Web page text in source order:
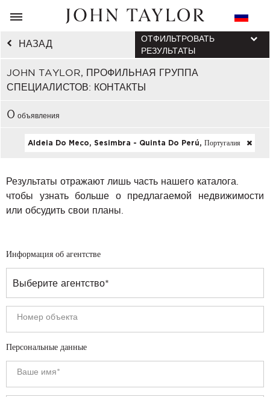
НАЗАД
JOHN TAYLOR, ПРОФИЛЬНАЯ ГРУППА
СПЕЦИАЛИСТОВ: КОНТАКТЫ
ОТФИЛЬТРОВАТЬ
РЕЗУЛЬТАТЫ
0 объявления
Aldeia Do Meco, Sesimbra - Quinta Do Perú, Португалия
Результаты отражают лишь часть нашего каталога.
чтобы узнать больше о предлагаемой недвижимости
или обсудить свои планы.
Информация об агентстве
Персональные данные